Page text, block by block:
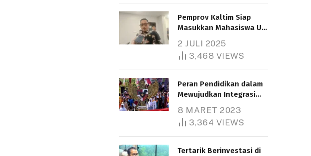
Pemprov Kaltim Siap
Masukkan Mahasiswa UT
Bantuan Pendidikan
Gratispol
2 JULI 2025
3,468 VIEWS
Peran Pendidikan dalam
Mewujudkan Integrasi
8 MARET 2023
3,364 VIEWS
Tertarik Berinvestasi di